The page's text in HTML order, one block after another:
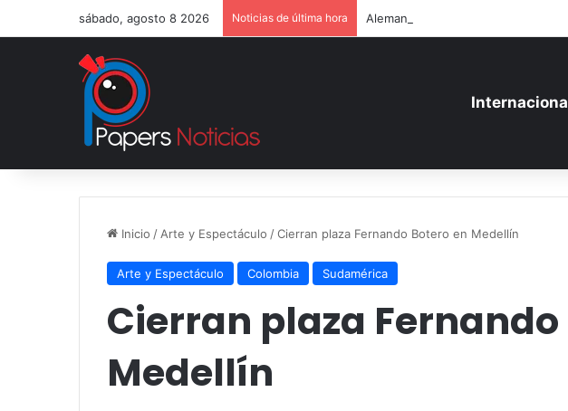
sábado, agosto 8 2026 Noticias de última hora Alemania aumenta su gasto militar
Inicio / Arte y Espectáculo /Cierran plaza Fernando Botero en Medellín
Arte y Espectáculo Colombia Sudamérica
Cierran plaza Fernando
Medellín